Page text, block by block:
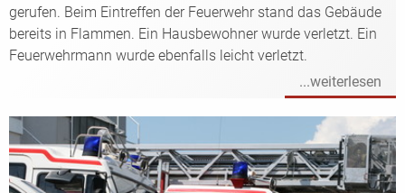
gerufen. Beim Eintreffen der Feuerwehr stand das Gebäude
bereits in Flammen. Ein Hausbewohner wurde verletzt. Ein
Feuerwehrmann wurde ebenfalls leicht verletzt.
...weiterlesen